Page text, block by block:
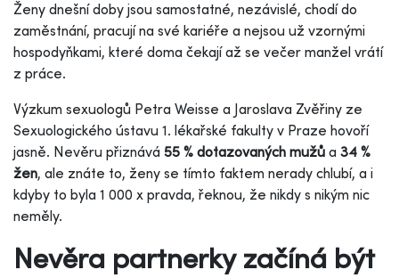
Ženy dnešní doby jsou samostatné, nezávislé, chodí do
zaměstnání, pracují na své kariéře a nejsou už vzornými
hospodyňkami, které doma čekají až se večer manžel vrátí
z práce.
Výzkum sexuologů Petra Weisse a Jaroslava Zvěřiny ze
Sexuologického ústavu 1. lékařské fakulty v Praze hovoří
jasně. Nevěru přiznává 55 % dotazovaných mužů a 34 %
žen, ale znáte to, ženy se tímto faktem nerady chlubí, a i
kdyby to byla 1 000 x pravda, řeknou, že nikdy s nikým nic
neměly.
Nevěra partnerky začíná být